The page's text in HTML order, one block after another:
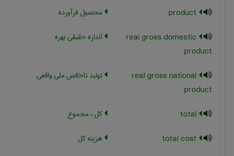
محصول فرآورده
reai gross domestic
product
اندازه حقیقی بهره
real gross national
product
تولید ناخالص ملی واقعی
کل ، مجموع
هزینه کل